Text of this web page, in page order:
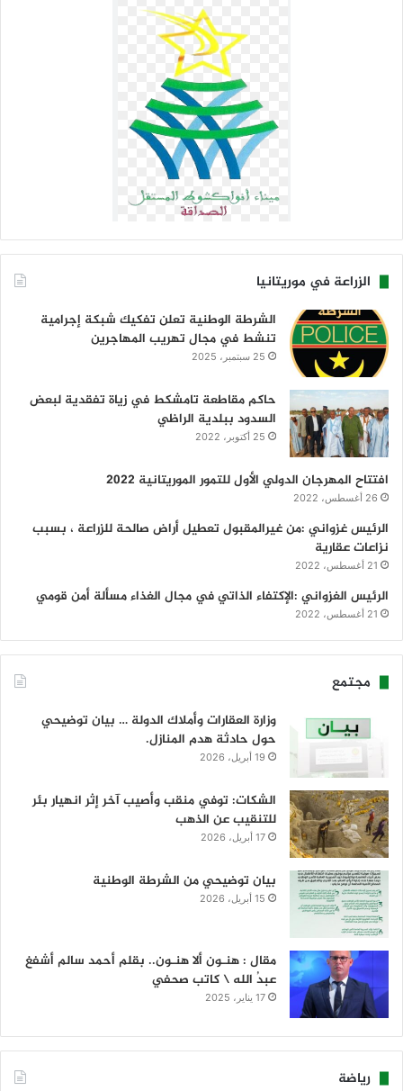
الزراعة في موريتانيا
الشرطة الوطنية تعلن تفكيك شبكة إجرامية
تنشط في مجال تهريب المهاجرين
25 سبتمبر، 2025
حاكم مقاطعة تامشكط في زياة تفقدية لبعض
السدود ببلدية الراظي
25 أكتوبر، 2022
افتتاح المهرجان الدولي الأول للتمور الموريتانية 2022
26 أغسطس، 2022
الرئيس غزواني :من غيرالمقبول تعطيل أراض صالحة للزراعة ، بسبب
نزاعات عقارية
21 أغسطس، 2022
الرئيس الغزواني :الإكتفاء الذاتي في مجال الغذاء مسألة أمن قومي
21 أغسطس، 2022
مجتمع
وزارة العقارات وأملاك الدولة … بيان توضيحي
حول حادثة هدم المنازل.
19 أبريل، 2026
الشكات: توفي منقب وأصيب آخر إثر انهيار بئر
للتنقيب عن الذهب
17 أبريل، 2026
بيان توضيحي من الشرطة الوطنية
15 أبريل، 2026
مقال : هنـون ألا هنـون.. بقلم أحمد سالم أشفغ
عبدُ الله \ كاتب صحفي
17 يناير، 2025
رياضة